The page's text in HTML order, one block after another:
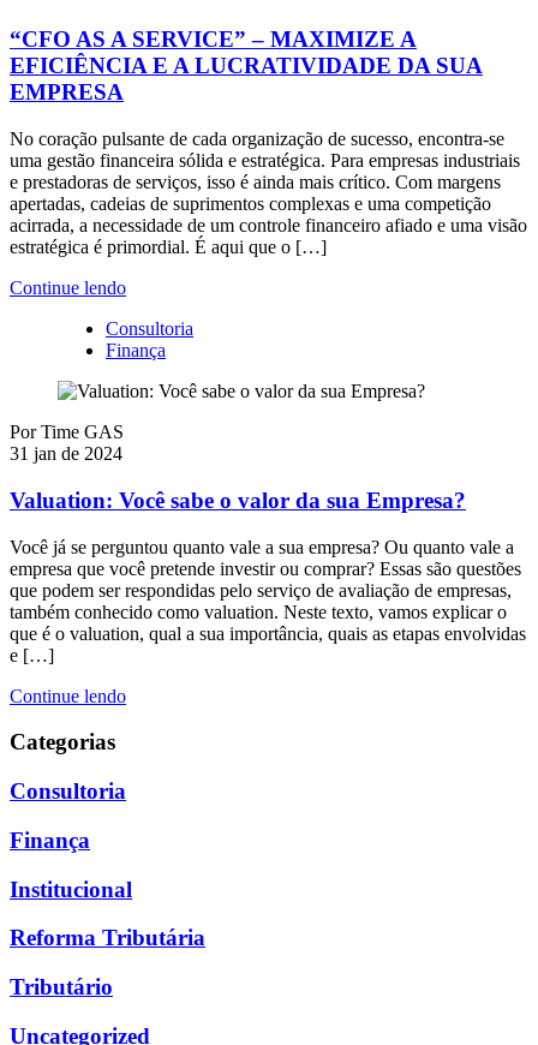
“CFO AS A SERVICE” – MAXIMIZE A
EFICIÊNCIA E A LUCRATIVIDADE DA SUA
EMPRESA
No coração pulsante de cada organização de sucesso, encontra-se
uma gestão financeira sólida e estratégica. Para empresas industriais
e prestadoras de serviços, isso é ainda mais crítico. Com margens
apertadas, cadeias de suprimentos complexas e uma competição
acirrada, a necessidade de um controle financeiro afiado e uma visão
estratégica é primordial. É aqui que o […]
Continue lendo
Consultoria
Finança
PorTime GAS
31 jan de 2024
Valuation: Você sabe o valor da sua Empresa?
Você já se perguntou quanto vale a sua empresa? Ou quanto vale a
empresa que você pretende investir ou comprar? Essas são questões
que podem ser respondidas pelo serviço de avaliação de empresas,
também conhecido como valuation. Neste texto, vamos explicar o
que é o valuation, qual a sua importância, quais as etapas envolvidas
e […]
Continue lendo
Categorias
Consultoria
Finança
Institucional
Reforma Tributária
Tributário
Uncategorized